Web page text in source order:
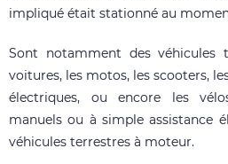
impliqué était stationné au
Sont notamment des véhicules
voitures, les motos, les scooters,
électriques, ou encore les
manuels ou à simple assistance
véhicules terrestres à moteur.